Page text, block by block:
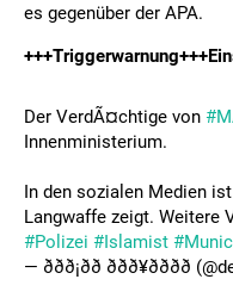
es gegenüber der APA.
Der VerdÃ¤chtige von
Innenministerium.
In den sozialen Medien
Langwaffe zeigt. Weitere
#Polizei #Islamist
— ððð¡ðð­